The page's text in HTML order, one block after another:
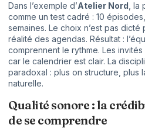
Dans l’exemple d’Atelier Nord ,
comme un test cadré : 10
semaines. Le choix n’est pas dicté
réalité des agendas. Résultat :
comprennent le rythme. Les
car le calendrier est clair. La
paradoxal : plus on structure, plus
naturelle.
Qualité sonore : la
de se comprendre